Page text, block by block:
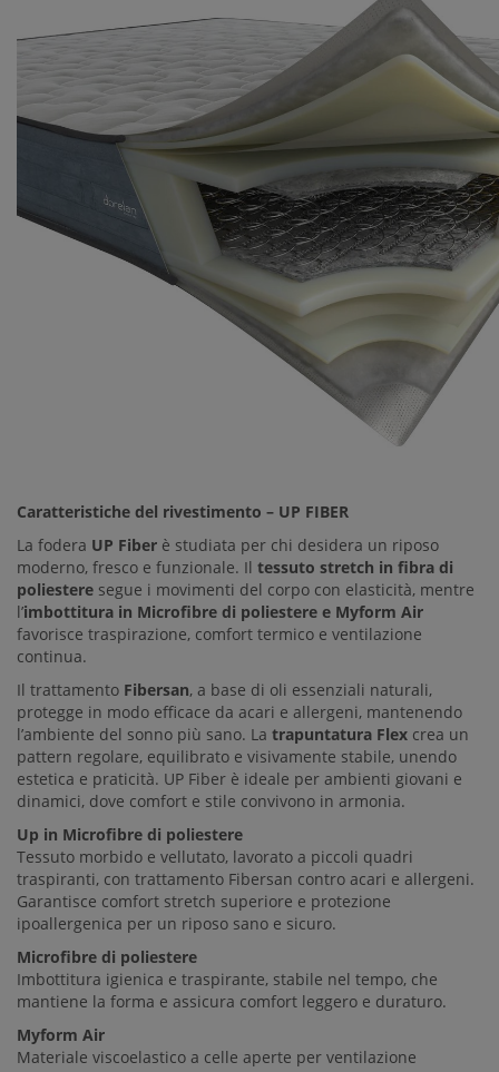
Caratteristiche del rivestimento – UP FIBER
La fodera UP Fiber è studiata per chi desidera un riposo
moderno, fresco e funzionale. Il tessuto stretch in fibra di
poliestere segue i movimenti del corpo con elasticità, mentre
l’imbottitura in Microfibre di poliestere e Myform Air
favorisce traspirazione, comfort termico e ventilazione
continua.
Il trattamento Fibersan, a base di oli essenziali naturali,
protegge in modo efficace da acari e allergeni, mantenendo
l’ambiente del sonno più sano. La trapuntatura Flex crea un
pattern regolare, equilibrato e visivamente stabile, unendo
estetica e praticità. UP Fiber è ideale per ambienti giovani e
dinamici, dove comfort e stile convivono in armonia.
Up in Microfibre di poliestere
Tessuto morbido e vellutato, lavorato a piccoli quadri
traspiranti, con trattamento Fibersan contro acari e allergeni.
Garantisce comfort stretch superiore e protezione
ipoallergenica per un riposo sano e sicuro.
Microfibre di poliestere
Imbottitura igienica e traspirante, stabile nel tempo, che
mantiene la forma e assicura comfort leggero e duraturo.
Myform Air
Materiale viscoelastico a celle aperte per ventilazione